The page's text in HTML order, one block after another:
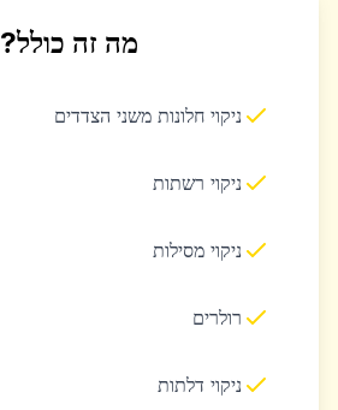
מה זה כולל?
ניקוי חלונות משני הצדדים
ניקוי רשתות
ניקוי מסילות
רולרים
ניקוי דלתות